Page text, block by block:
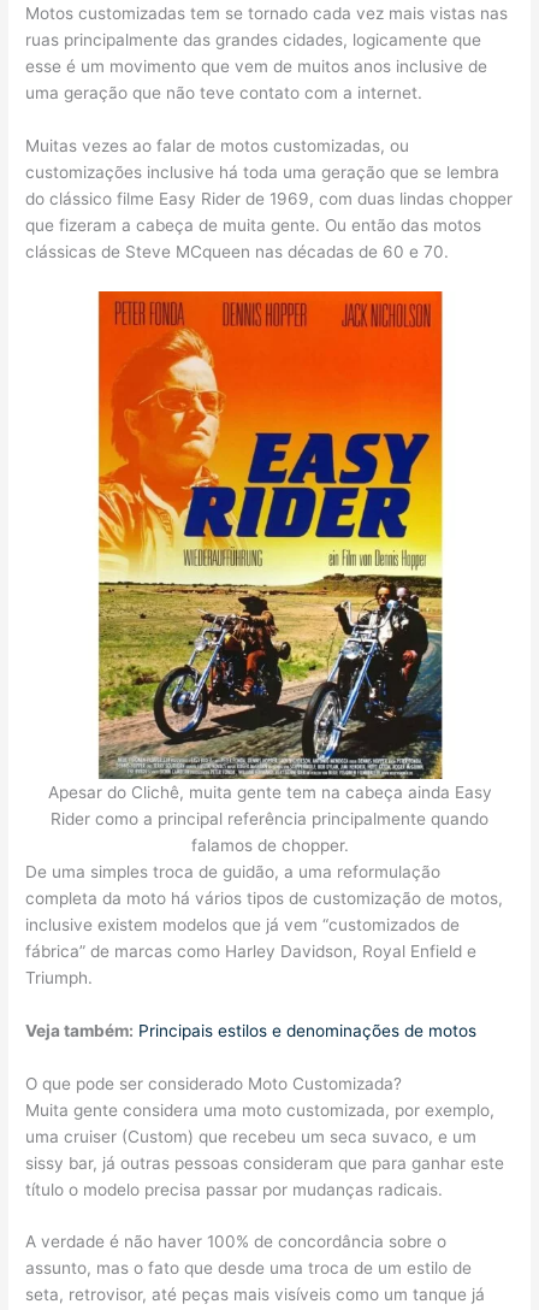
Motos customizadas tem se tornado cada vez mais vistas nas
ruas principalmente das grandes cidades, logicamente que
esse é um movimento que vem de muitos anos inclusive de
uma geração que não teve contato com a internet.
Muitas vezes ao falar de motos customizadas, ou
customizações inclusive há toda uma geração que se lembra
do clássico filme Easy Rider de 1969, com duas lindas chopper
que fizeram a cabeça de muita gente. Ou então das motos
clássicas de Steve MCqueen nas décadas de 60 e 70.
Apesar do Clichê, muita gente tem na cabeça ainda Easy
Rider como a principal referência principalmente quando
falamos de chopper.
De uma simples troca de guidão, a uma reformulação
completa da moto há vários tipos de customização de motos,
inclusive existem modelos que já vem “customizados de
fábrica” de marcas como Harley Davidson, Royal Enfield e
Triumph.
Veja também: Principais estilos e denominações de motos
O que pode ser considerado Moto Customizada?
Muita gente considera uma moto customizada, por exemplo,
uma cruiser (Custom) que recebeu um seca suvaco, e um
sissy bar, já outras pessoas consideram que para ganhar este
título o modelo precisa passar por mudanças radicais.
A verdade é não haver 100% de concordância sobre o
assunto, mas o fato que desde uma troca de um estilo de
seta, retrovisor, até peças mais visíveis como um tanque já